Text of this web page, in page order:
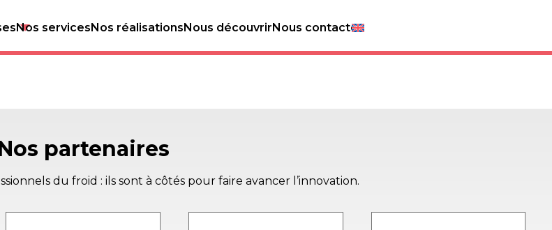
Nos servicesNos réalisationsNous découvrirNous contacter
partenaires
du froid : ils sont à côtés pour faire avancer l’innovation.